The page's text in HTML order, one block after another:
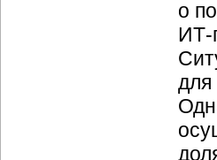
о
ИТ-
для